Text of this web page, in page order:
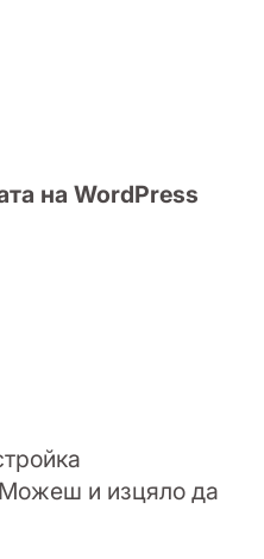
на WordPress
Можеш и изцяло да